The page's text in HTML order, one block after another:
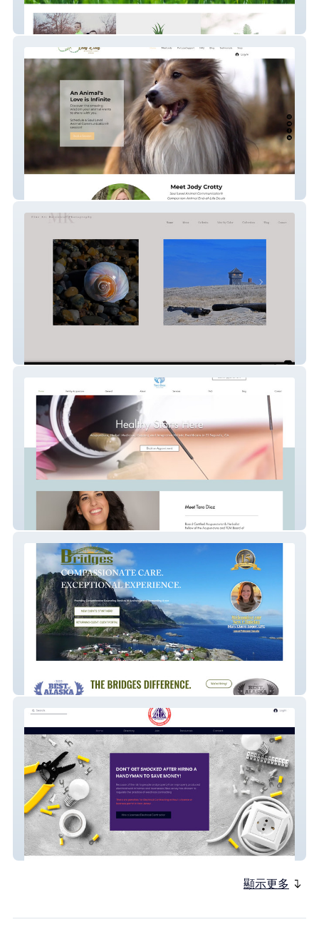
Lawn Rangers
Tara Diaz Wellness
Bridges Counseling
Pceca
顯示更多